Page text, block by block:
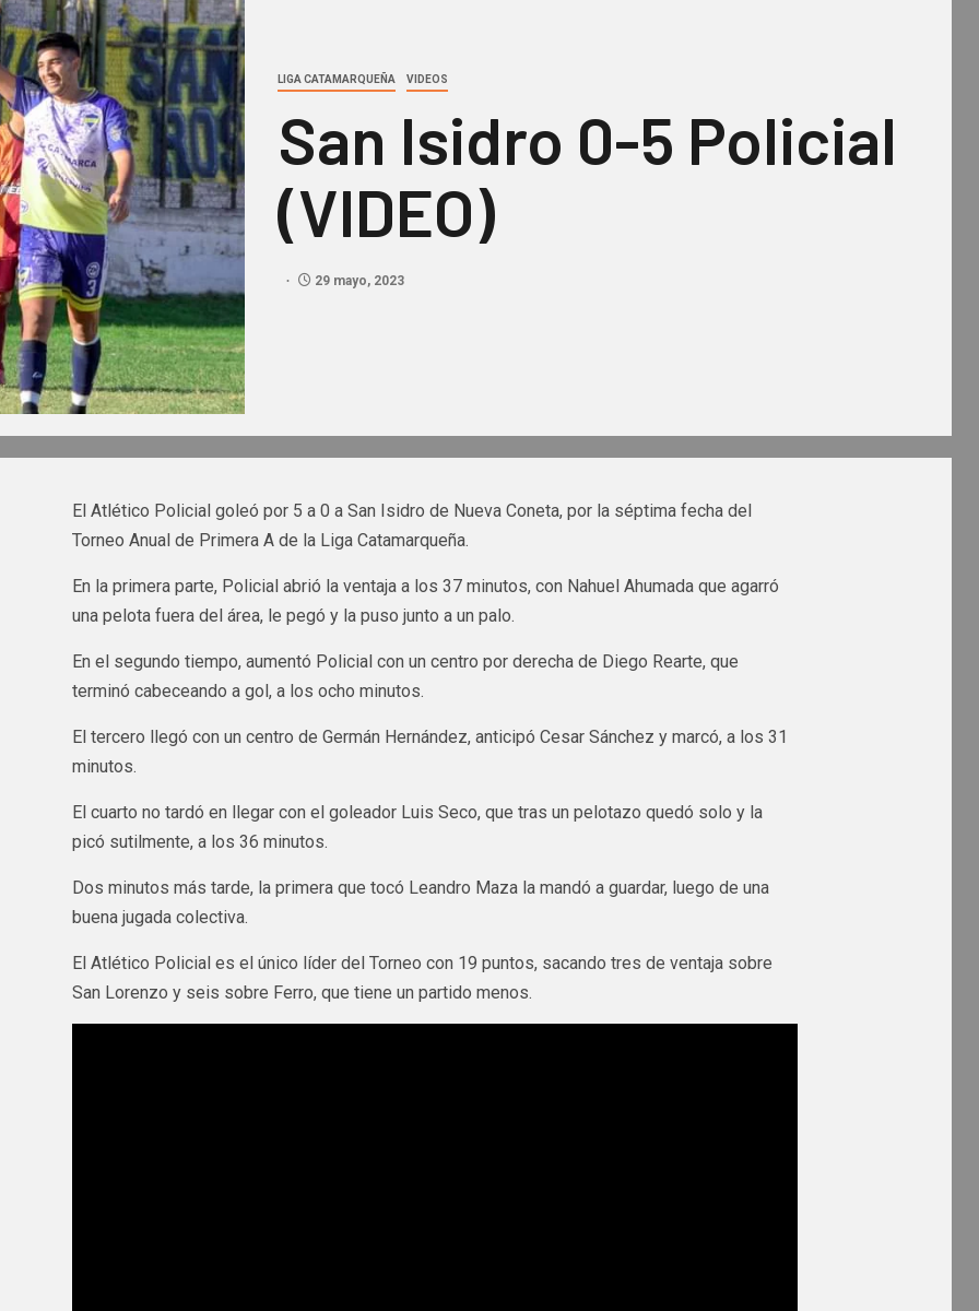
LIGA CATAMARQUEÑA VIDEOS
San Isidro 0-5 Policial
(VIDEO)
29 mayo, 2023
El Atlético Policial goleó por 5 a 0 a San Isidro de Nueva Coneta, por la séptima fecha del
Torneo Anual de Primera A de la Liga Catamarqueña.
En la primera parte, Policial abrió la ventaja a los 37 minutos, con Nahuel Ahumada que agarró
una pelota fuera del área, le pegó y la puso junto a un palo.
En el segundo tiempo, aumentó Policial con un centro por derecha de Diego Rearte, que
terminó cabeceando a gol, a los ocho minutos.
El tercero llegó con un centro de Germán Hernández, anticipó Cesar Sánchez y marcó, a los 31
minutos.
El cuarto no tardó en llegar con el goleador Luis Seco, que tras un pelotazo quedó solo y la
picó sutilmente, a los 36 minutos.
Dos minutos más tarde, la primera que tocó Leandro Maza la mandó a guardar, luego de una
buena jugada colectiva.
El Atlético Policial es el único líder del Torneo con 19 puntos, sacando tres de ventaja sobre
San Lorenzo y seis sobre Ferro, que tiene un partido menos.